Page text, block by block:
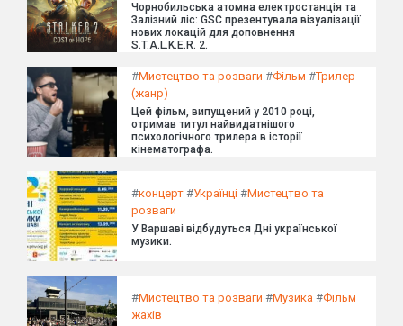
Чорнобильська атомна електростанція та
Залізний ліс: GSC презентувала візуалізації
нових локацій для доповнення
S.T.A.L.K.E.R. 2.
#Мистецтво та розваги #Фільм #Трилер
(жанр)
Цей фільм, випущений у 2010 році,
отримав титул найвидатнішого
психологічного трилера в історії
кінематографа.
#концерт #Українці #Мистецтво та
розваги
У Варшаві відбудуться Дні української
музики.
#Мистецтво та розваги #Музика #Фільм
жахів